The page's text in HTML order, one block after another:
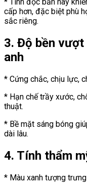
cấp hơn, đặc biệt phù
sắc riêng.
3. Độ bền
anh
* Cứng chắc, chịu lực,
* Hạn chế trầy xước,
thuật.
* Bề mặt sáng bóng
dài lâu.
4. Tính thẩm
* Màu xanh tượng